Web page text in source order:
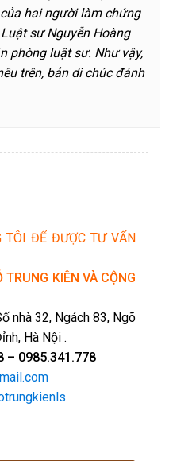
hai người làm chứng
sư Nguyễn Hoàng
phòng luật sư. Như vậy,
trên, bản di chúc đánh
TÔI ĐỂ ĐƯỢC TƯ VẤN
KIÊN VÀ CỘNG
nhà 32, Ngách 83, Ngõ
Hà Nội .
– 0985.341.778